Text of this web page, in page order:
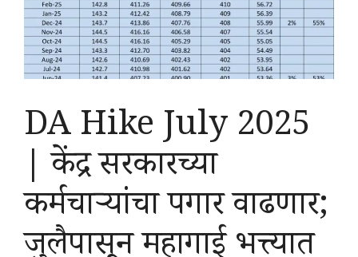
DA Hike July 2025
| केंद्र सरकारच्या
कर्मचाऱ्यांचा पगार वाढणार;